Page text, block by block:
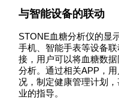
与智能设备的联动
STONE血糖分析仪的显
手机、智能手表等设备
接，用户可以将血糖数
分析。通过相关APP，
况，制定健康管理计划
业的指导。